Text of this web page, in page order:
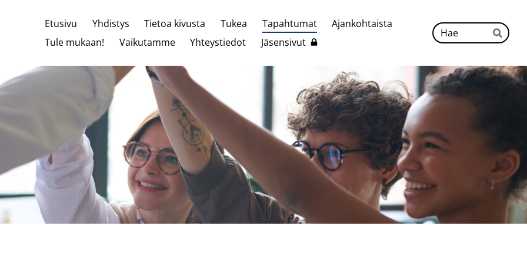
Etusivu Yhdistys Tietoa kivusta Tukea Tapahtumat
Ajankohtaista
Tule mukaan!
Vaikutamme Yhteystiedot Jäsensivut Hae